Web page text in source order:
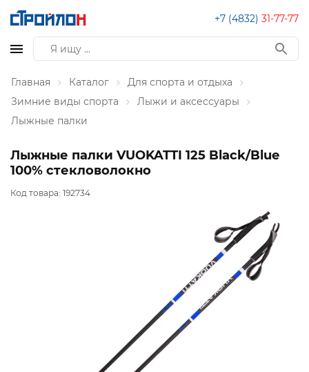
+7 (4832) 31-77-77
Главная Каталог
Для спорта и отдыха
Зимние виды спорта
Лыжи и аксессуары
Лыжные палки
Лыжные палки VUOKATTI 125 Black/Blue
100% стекловолокно
Код товара: 192734